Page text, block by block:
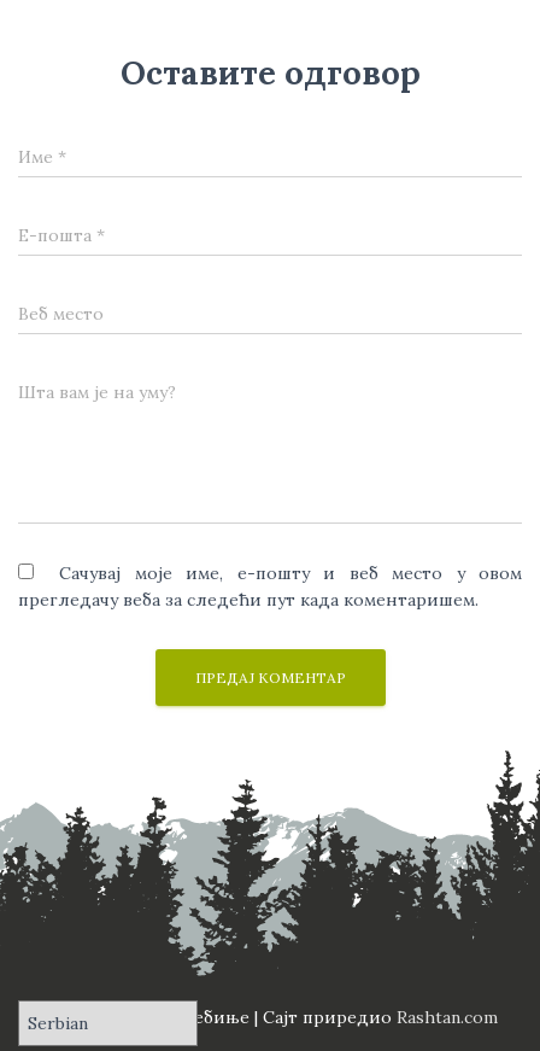
Оставите одговор
Име *
Е-пошта *
Веб место
Шта вам је на уму?
Сачувај моје име, е-пошту и веб место у овом
прегледачу веба за следећи пут када коментаришем.
ПД "Вучји Зуб" Требиње | Сајт приредио Rashtan.com